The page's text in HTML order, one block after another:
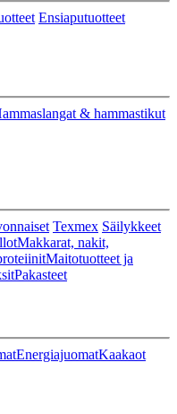
Ensiaputuotteet
& hammastikut
Texmex Säilykkeet
Makkarat, nakit,
Maitotuotteet ja
Pakasteet
EnergiajuomatKaakaot